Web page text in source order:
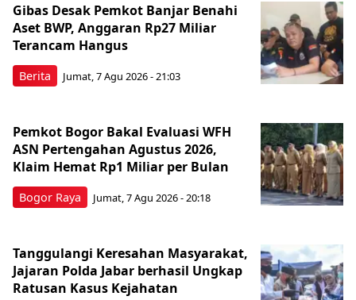
Berita
Gibas Desak Pemkot Banjar Benahi
Aset BWP, Anggaran Rp27 Miliar
Terancam Hangus
Jumat, 7 Agu 2026 - 21:03
Bogor Raya
Pemkot Bogor Bakal Evaluasi WFH
ASN Pertengahan Agustus 2026,
Klaim Hemat Rp1 Miliar per Bulan
Jumat, 7 Agu 2026 - 20:18
Tanggulangi Keresahan Masyarakat,
Jajaran Polda Jabar berhasil Ungkap
Ratusan Kasus Kejahatan